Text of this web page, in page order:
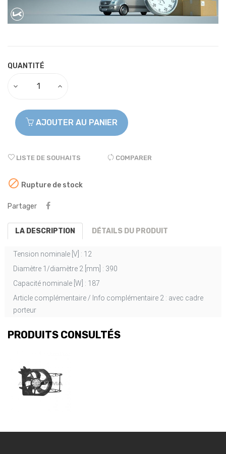
QUANTITÉ
AJOUTER AU PANIER
LISTE DE SOUHAITS COMPARER
 Rupture de stock
Partager
LA DESCRIPTION DÉTAILS DU PRODUIT
Tension nominale [V] : 12
Diamètre 1/diamètre 2 [mm] : 390
Capacité nominale [W] : 187
Article complémentaire / Info complémentaire 2 : avec cadre
porteur
PRODUITS CONSULTÉS